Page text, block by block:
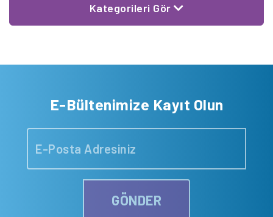
Kategorileri Gör
E-Bültenimize Kayıt Olun
GÖNDER